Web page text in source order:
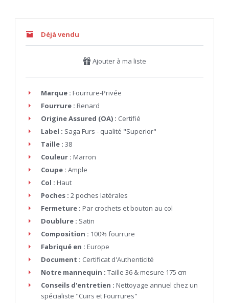
Déjà vendu
Ajouter à ma liste
Marque : Fourrure-Privée
Fourrure : Renard
Origine Assured (OA) : Certifié
Label : Saga Furs - qualité "Superior"
Taille : 38
Couleur : Marron
Coupe : Ample
Col : Haut
Poches : 2 poches latérales
Fermeture : Par crochets et bouton au col
Doublure : Satin
Composition : 100% fourrure
Fabriqué en : Europe
Document : Certificat d'Authenticité
Notre mannequin : Taille 36 & mesure 175 cm
Conseils d'entretien : Nettoyage annuel chez un
spécialiste "Cuirs et Fourrures"